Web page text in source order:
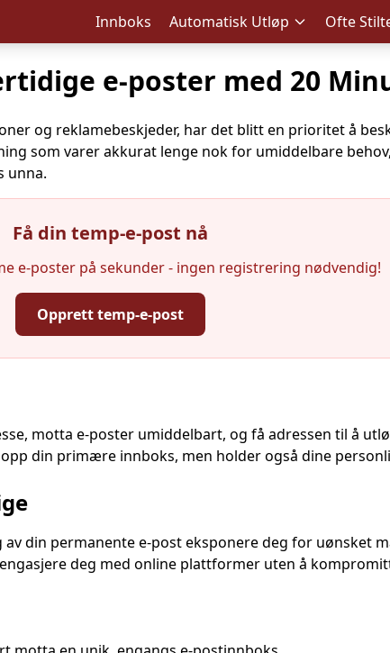
Innboks Automatisk Utløp Ofte
e-poster med 20
og reklamebeskjeder, har det blitt en prioritet å
som varer akkurat lenge nok for umiddelbare
unna.
Få din temp-e-post nå
e-poster på sekunder - ingen registrering nødvendig!
Opprett temp-e-post
Kopier QR
oppdatering om15sekunder
motta e-poster umiddelbart, og få adressen til å
din primære innboks, men holder også dine
din permanente e-post eksponere deg for uønsket
deg med online plattformer uten å